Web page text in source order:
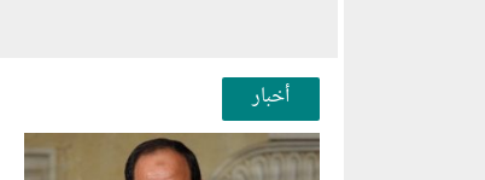
أخبار